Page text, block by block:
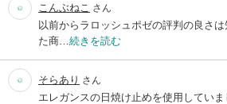
こんぶねこ さん
以前からラロッシュポゼの評判の良さ
た商… 続きを読む
そらあり さん
エレガンスの日焼け止めを使用してい